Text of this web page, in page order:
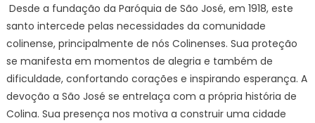
Desde a fundação da Paróquia de São José, em 1918, este
santo intercede pelas necessidades da comunidade
colinense, principalmente de nós Colinenses. Sua proteção
se manifesta em momentos de alegria e também de
dificuldade, confortando corações e inspirando esperança. A
devoção a São José se entrelaça com a própria história de
Colina. Sua presença nos motiva a construir uma cidade